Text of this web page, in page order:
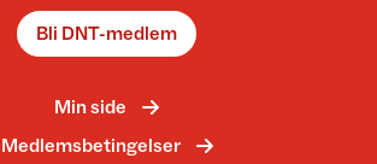
Bli DNT-medlem
Min side
Medlemsbetingelser